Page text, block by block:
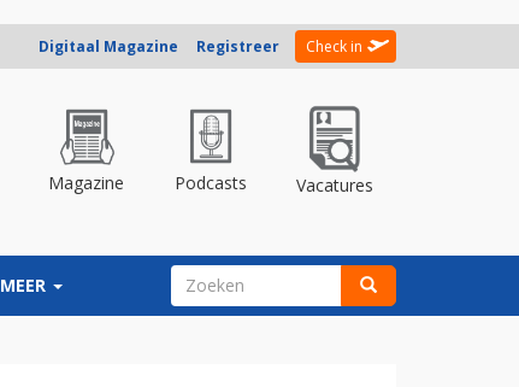
Digitaal Magazine Registreer Check in
Magazine Podcasts Vacatures
MEER ZOEKVELD